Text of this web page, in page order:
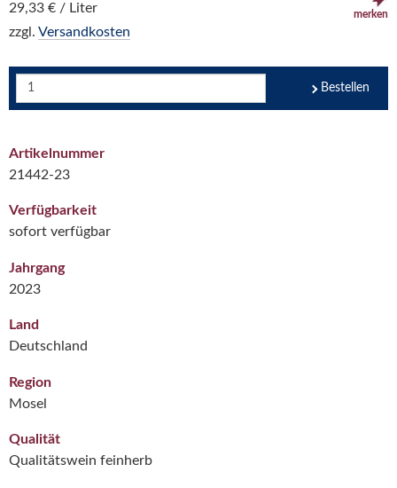
29,33 € / Liter
zzgl. Versandkosten
merken
Bestellen
Artikelnummer
21442-23
Verfügbarkeit
sofort verfügbar
Jahrgang
2023
Land
Deutschland
Region
Mosel
Qualität
Qualitätswein feinherb